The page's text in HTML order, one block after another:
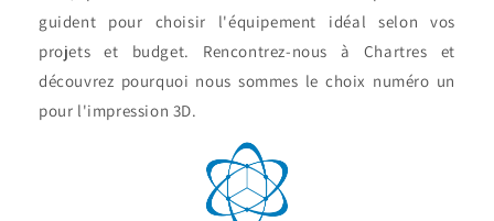
guident pour choisir l'équipement idéal selon vos
projets et budget. Rencontrez-nous à Chartres et
découvrez pourquoi nous sommes le choix numéro un
pour l'impression 3D.